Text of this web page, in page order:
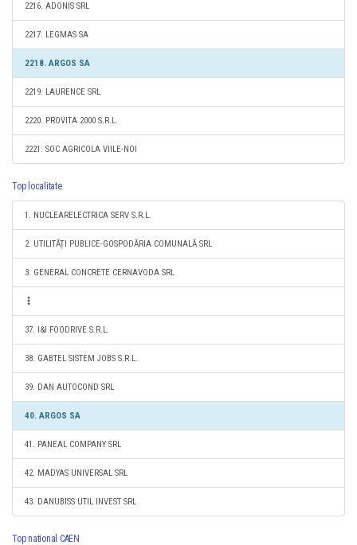
2216. ADONIS SRL
2217. LEGMAS SA
2218. ARGOS SA
2219. LAURENCE SRL
2220. PROVITA 2000 S.R.L.
2221. SOC AGRICOLA VIILE-NOI
Top localitate
1. NUCLEARELECTRICA SERV S.R.L.
2. UTILITĂȚI PUBLICE-GOSPODĂRIA COMUNALĂ SRL
3. GENERAL CONCRETE CERNAVODA SRL
37. I&I FOODRIVE S.R.L.
38. GABTEL SISTEM JOBS S.R.L.
39. DAN AUTOCOND SRL
40. ARGOS SA
41. PANEAL COMPANY SRL
42. MADYAS UNIVERSAL SRL
43. DANUBISS UTIL INVEST SRL
Top national CAEN